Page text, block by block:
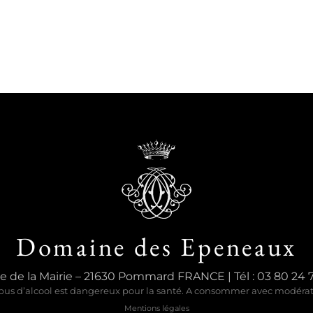
Domaine des Epeneaux
de la Mairie – 21630 Pommard FRANCE | Tél : 03 80 24
d’alcool est dangereux pour la santé. A consommer avec
Mentions légales